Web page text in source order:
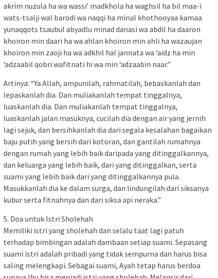
akrim nuzula ha wa wassi’ madkhola ha waghsil ha bil maa-i
wats-tsalji wal barodi wa naqqi ha minal khothooyaa kamaa
yunaqqots tsaubul abyadlu minad danasi wa abdil ha daaron
khoiron min daari ha wa ahlan khoiron min ahli ha wazaujan
khoiron min zaoji ha wa adkhil hal jannata wa ‘aidz ha min
‘adzaabil qobri wafitnati hi wa min ‘adzaabin naar.”
Artinya: “Ya Allah, ampunilah, rahmatilah, bebaskanlah dan
lepaskanlah dia. Dan muliakanlah tempat tinggalnya,
luaskanlah dia. Dan muliakanlah tempat tinggalnya,
luaskanlah jalan masuknya, cucilah dia dengan air yang jernih
lagi sejuk, dan bersihkanlah dia dari segala kesalahan bagaikan
baju putih yang bersih dari kotoran, dan gantilah rumahnya
dengan rumah yang lebih baik daripada yang ditinggalkannya,
dan keluarga yang lebih baik, dari yang ditinggalkan, serta
suami yang lebih baik dari yang ditinggalkannya pula.
Masukkanlah dia ke dalam surga, dan lindungilah dari siksanya
kubur serta fitnahnya dan dari siksa api neraka.”
5. Doa untuk Istri Sholehah
Memiliki istri yang sholehah dan selalu taat lagi patuh
terhadap bimbingan adalah dambaan setiap suami. Sepasang
suami istri adalah pribadi yang tidak sempurna dan harus bisa
saling melengkapi. Sebagai suami, Ayah tetap harus berdoa